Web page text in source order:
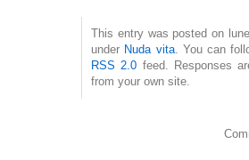
This entry was posted on
under Nuda vita. You can
RSS 2.0 feed. Responses
from your own site.